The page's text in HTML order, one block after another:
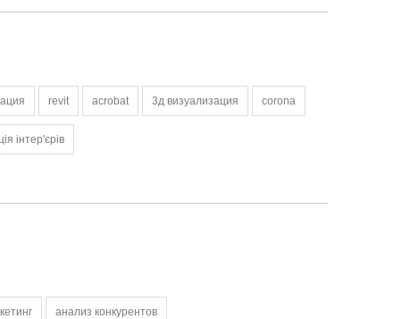
revit acrobat 3д визуализация corona
інтер'єрів
анализ конкурентов